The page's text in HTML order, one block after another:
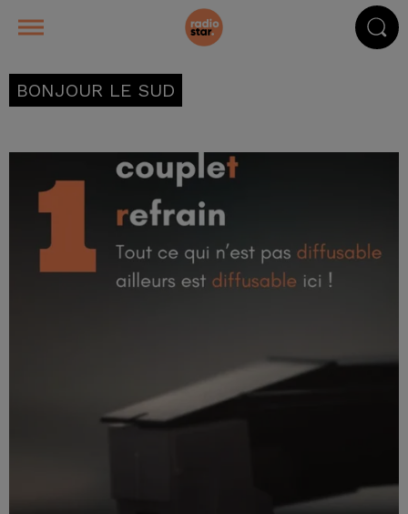
BONJOUR LE SUD